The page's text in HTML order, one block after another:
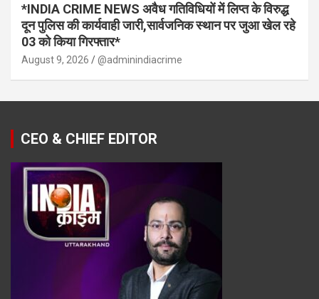
*INDIA CRIME NEWS अवैध गतिविधियों में लिप्त के विरुद्ध
दून पुलिस की कार्यवाही जारी,सार्वजनिक स्थान पर जुआ खेल रहे
03 को किया गिरफ्तार*
August 9, 2026 @adminindiacrime
CEO & CHIEF EDITOR